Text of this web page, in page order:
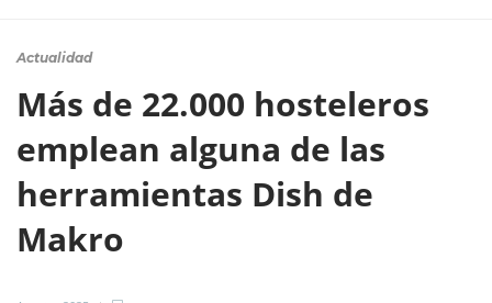
Actualidad
Más de 22.000 hosteleros
emplean alguna de las
herramientas Dish de
Makro